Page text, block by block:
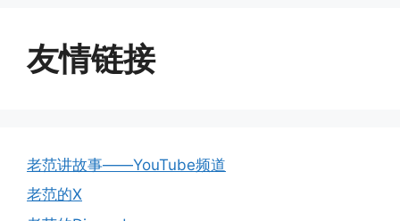
友情链接
老范讲故事——YouTube频道
老范的X